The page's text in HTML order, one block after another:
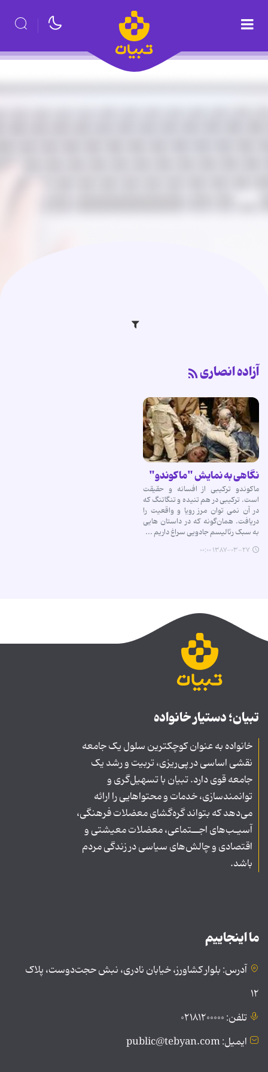
آزاده انصاری
نگاهی به نمایش "ماکوندو"
ماکوندو ترکیبی از افسانه و حقیقت
است. ترکیبی در هم تنیده و تنگاتنگ که
در آن نمی توان مرز رویا و واقعیت را
دریافت. همان‌گونه که در داستان هایی
به سبک رئالیسم جادویی سراغ داریم ...
۱۳۸۷-۰۳-۲۷ ۰۰:۰۰
تبیان؛ دستیار خانواده
خانواده به عنوان کوچکترین سلول یک جامعه
نقشی اساسی در پی‌ریزی، تربیت و رشد یک
جامعه قوی دارد. تبیان با تسهیل‌گری و
توانمندسازی، خدمات و محتواهایی را ارائه
می‌دهد که بتواند گره‌گشای معضلات فرهنگی،
آسیـب‌های اجــتماعی، معضلات معیشتی و
اقتصادی و چالش‌های سیاسی در زندگی مردم
باشد.
ما اینجاییم
آدرس: بلوار کشاورز، خیابان نادری، نبش حجت‌دوست، پلاک
۱۲
تلفن: ۰۲۱۸۱۲۰۰۰۰۰
ایمیل: public@tebyan.com